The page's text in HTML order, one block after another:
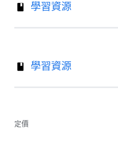
學習資源
學習資源
定價